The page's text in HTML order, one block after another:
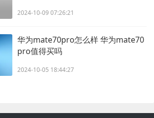
2024-10-09 07:26:21
华为mate70pro怎么样 华为mate70
pro值得买吗
2024-10-05 18:44:27